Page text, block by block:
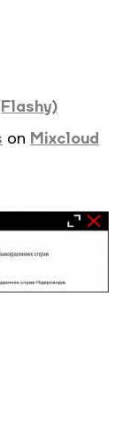
on Mixcloud